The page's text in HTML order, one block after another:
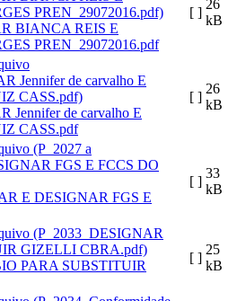
BIANCA REIS E
PREN_29072016.pdf
[ ]
26
kB
Jennifer de carvalho E
CASS.pdf
[ ]
26
kB
E DESIGNAR FGS E
[ ]
33
kB
PARA SUBSTITUIR
[ ]
25
kB